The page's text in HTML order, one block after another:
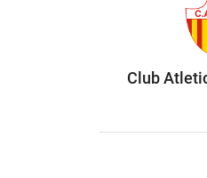
Club